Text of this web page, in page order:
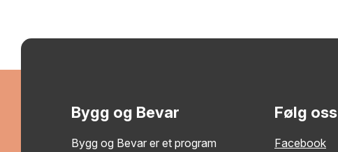
Bygg og Bevar
Bygg og Bevar er et program
Følg oss
Facebook